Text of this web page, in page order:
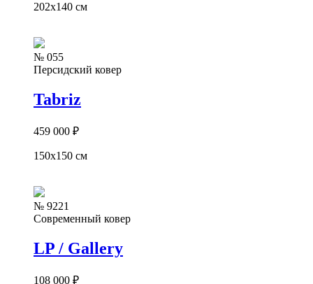
202x140 см
№ 055
Персидский ковер
Tabriz
459 000 ₽
150x150 см
№ 9221
Современный ковер
LP / Gallery
108 000 ₽